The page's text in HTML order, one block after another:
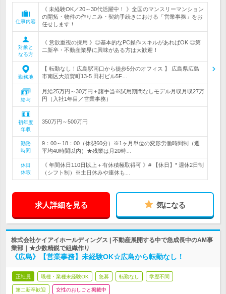
仕事内容
《 未経験OK／20～30代活躍中！ 》全国のマンスリーマンション
の開拓・物件の作りこみ・契約手続きにおける「営業事務」をお
任せします！
対象と
なる方
《 意欲重視の採用 》◎基本的なPC操作スキルがあればOK ◎第
二新卒・不動産業界に興味がある方は大歓迎！
勤務地
【 転勤なし！広島駅南口から徒歩5分のオフィス 】 広島県広島
市南区大須賀町13-5 田村ビル5F…
給与
月給25万円～30万円＋諸手当※試用期間なしモデル月収月収27万
円（入社1年目／営業事務）
初年度
年収
350万円～500万円
勤務
時間
9：00～18：00（休憩60分）※1ヶ月単位の変形労働時間制（週
平均40時間以内）★残業は月20時…
休日
休暇
《 年間休日110日以上＋有休積極取得可 》# 【休日】* 週休2日制
（シフト制）※土日休みや連休も…
求人詳細を見る 気になる
株式会社ケイアイホールディングス | 不動産展開する中で急成長中のAM事
業部｜★少数精鋭で組織作り
《広島》【営業事務】未経験OK☆広島から転勤なし！
正社員 職種・業種未経験OK 急募 転勤なし 学歴不問
第二新卒歓迎 女性のおしごと掲載中